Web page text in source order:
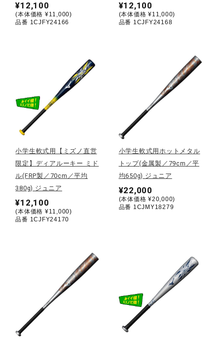
ライフスタイルグッズ
寝具／ミズノスリープ
サポーター
健康／エクササイズ
メディカル
コラボ／ライセンス
¥12,100
(本体価格 ¥11,000)
品番 1CJFY24166
¥12,100
(本体価格 ¥11,000)
品番 1CJFY24168
小学生軟式用【ミズノ直営
限定】ディアルーキー ミド
ル(FRP製／70cm／平均
380g) ジュニア
¥12,100
(本体価格 ¥11,000)
品番 1CJFY24170
小学生軟式用ホットメタル
トップ(金属製／79cm／平
均650g) ジュニア
¥22,000
(本体価格 ¥20,000)
品番 1CJMY18279